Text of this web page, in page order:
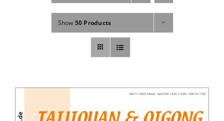
Fachbücher
Poster, Karten, Medien
Show 50 Products